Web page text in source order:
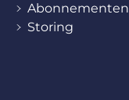
Abonnementen
Storing